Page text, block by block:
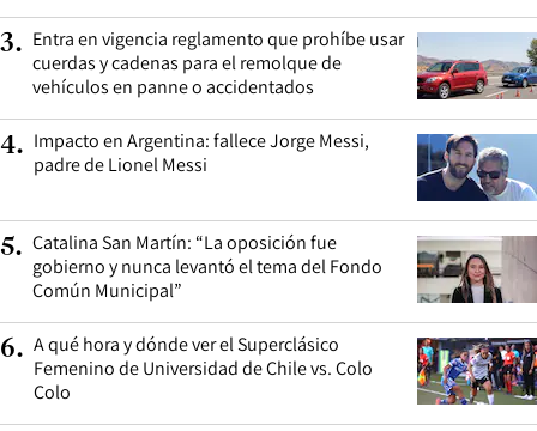
3. Entra en vigencia reglamento que prohíbe usar
cuerdas y cadenas para el remolque de
vehículos en panne o accidentados
4. Impacto en Argentina: fallece Jorge Messi,
padre de Lionel Messi
5. Catalina San Martín: “La oposición fue
gobierno y nunca levantó el tema del Fondo
Común Municipal”
6. A qué hora y dónde ver el Superclásico
Femenino de Universidad de Chile vs. Colo
Colo